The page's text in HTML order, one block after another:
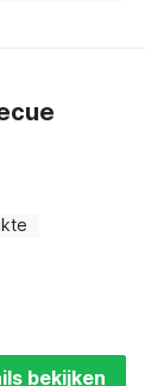
bekijken